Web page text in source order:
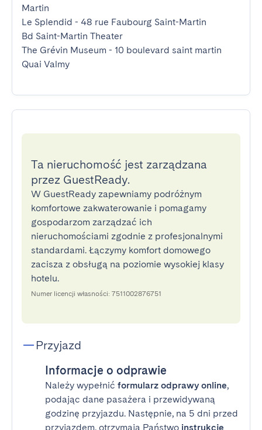
Martin
Le Splendid - 48 rue Faubourg Saint-Martin
Bd Saint-Martin Theater
The Grévin Museum - 10 boulevard saint martin
Quai Valmy
Ta nieruchomość jest zarządzana
przez GuestReady.
W GuestReady zapewniamy podróżnym
komfortowe zakwaterowanie i pomagamy
gospodarzom zarządzać ich
nieruchomościami zgodnie z profesjonalnymi
standardami. Łączymy komfort domowego
zacisza z obsługą na poziomie wysokiej klasy
hotelu.
Numer licencji własności: 7511002876751
Przyjazd
Informacje o odprawie
Należy wypełnić formularz odprawy online,
podając dane pasażera i przewidywaną
godzinę przyjazdu. Następnie, na 5 dni przed
przyjazdem, otrzymają Państwo instrukcje